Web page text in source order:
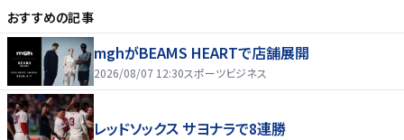
おすすめの記事
mghがBEAMS HEARTで店舗展開
2026/08/07 12:30スポーツビジネス
レッドソックス サヨナラで8連勝